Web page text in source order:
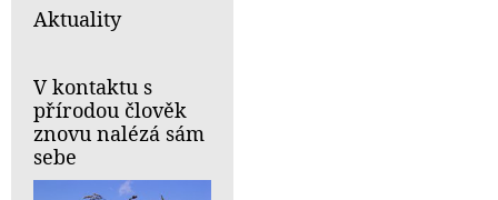
Aktuality
V kontaktu s
přírodou člověk
znovu nalézá sám
sebe